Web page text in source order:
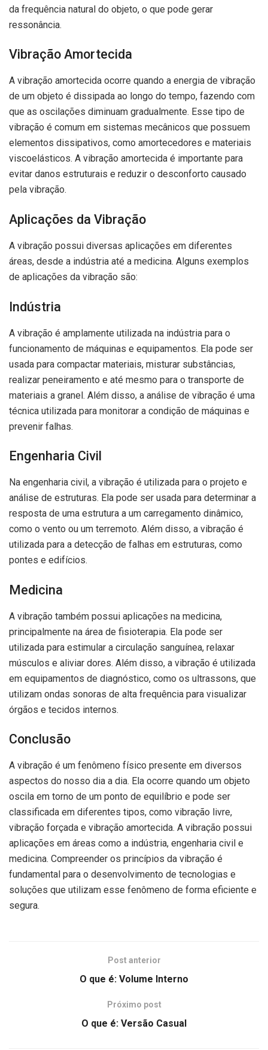
da frequência natural do objeto, o que pode gerar
ressonância.
Vibração Amortecida
A vibração amortecida ocorre quando a energia de vibração
de um objeto é dissipada ao longo do tempo, fazendo com
que as oscilações diminuam gradualmente. Esse tipo de
vibração é comum em sistemas mecânicos que possuem
elementos dissipativos, como amortecedores e materiais
viscoelásticos. A vibração amortecida é importante para
evitar danos estruturais e reduzir o desconforto causado
pela vibração.
Aplicações da Vibração
A vibração possui diversas aplicações em diferentes
áreas, desde a indústria até a medicina. Alguns exemplos
de aplicações da vibração são:
Indústria
A vibração é amplamente utilizada na indústria para o
funcionamento de máquinas e equipamentos. Ela pode ser
usada para compactar materiais, misturar substâncias,
realizar peneiramento e até mesmo para o transporte de
materiais a granel. Além disso, a análise de vibração é uma
técnica utilizada para monitorar a condição de máquinas e
prevenir falhas.
Engenharia Civil
Na engenharia civil, a vibração é utilizada para o projeto e
análise de estruturas. Ela pode ser usada para determinar a
resposta de uma estrutura a um carregamento dinâmico,
como o vento ou um terremoto. Além disso, a vibração é
utilizada para a detecção de falhas em estruturas, como
pontes e edifícios.
Medicina
A vibração também possui aplicações na medicina,
principalmente na área de fisioterapia. Ela pode ser
utilizada para estimular a circulação sanguínea, relaxar
músculos e aliviar dores. Além disso, a vibração é utilizada
em equipamentos de diagnóstico, como os ultrassons, que
utilizam ondas sonoras de alta frequência para visualizar
órgãos e tecidos internos.
Conclusão
A vibração é um fenômeno físico presente em diversos
aspectos do nosso dia a dia. Ela ocorre quando um objeto
oscila em torno de um ponto de equilíbrio e pode ser
classificada em diferentes tipos, como vibração livre,
vibração forçada e vibração amortecida. A vibração possui
aplicações em áreas como a indústria, engenharia civil e
medicina. Compreender os princípios da vibração é
fundamental para o desenvolvimento de tecnologias e
soluções que utilizam esse fenômeno de forma eficiente e
segura.
Post anterior
O que é: Volume Interno
Próximo post
O que é: Versão Casual